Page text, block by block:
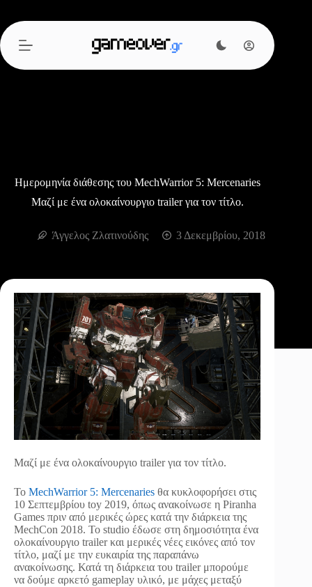
περιεχόμενο
Ημερομηνία διάθεσης του MechWarrior 5: Mercenaries
Μαζί με ένα ολοκαίνουργιο trailer για τον τίτλο.
Άγγελος Ζλατινούδης 3 Δεκεμβρίου, 2018
Μαζί με ένα ολοκαίνουργιο trailer για τον τίτλο.
Το MechWarrior 5: Mercenaries θα κυκλοφορήσει στις
10 Σεπτεμβρίου toy 2019, όπως ανακοίνωσε η Piranha
Games πριν από μερικές ώρες κατά την διάρκεια της
MechCon 2018. Το studio έδωσε στη δημοσιότητα ένα
ολοκαίνουργιο trailer και μερικές νέες εικόνες από τον
τίτλο, μαζί με την ευκαιρία της παραπάνω
ανακοίνωσης. Κατά τη διάρκεια του trailer μπορούμε
να δούμε αρκετό gameplay υλικό, με μάχες μεταξύ